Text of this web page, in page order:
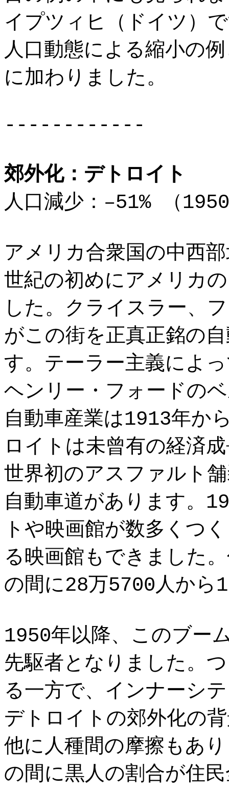
イプツィヒ（ドイツ）
人口動態による縮小の
に加わりました。
------------
郊外化：デトロイト
人口減少：–51% （
アメリカ合衆国の中西
世紀の初めにアメリカ
した。クライスラー、
がこの街を正真正銘の
す。テーラー主義によ
ヘンリー・フォードの
自動車産業は1913年か
ロイトは未曾有の経済
世界初のアスファルト
自動車道があります。
トや映画館が数多くつ
る映画館もできました
の間に28万5700人から
1950年以降、このブー
先駆者となりました。
る一方で、インナーシ
デトロイトの郊外化の
他に人種間の摩擦もあ
の間に黒人の割合が住